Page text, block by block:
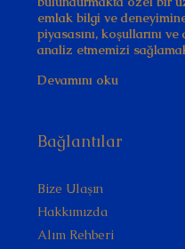
emlak bilgi ve
piyasasını, koşullarını
analiz etmemizi
Devamını oku
Bağlantılar
Bize Ulaşın
Hakkımızda
Alım Rehberi